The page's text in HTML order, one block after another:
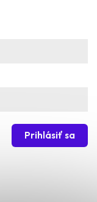
Prihlásiť sa